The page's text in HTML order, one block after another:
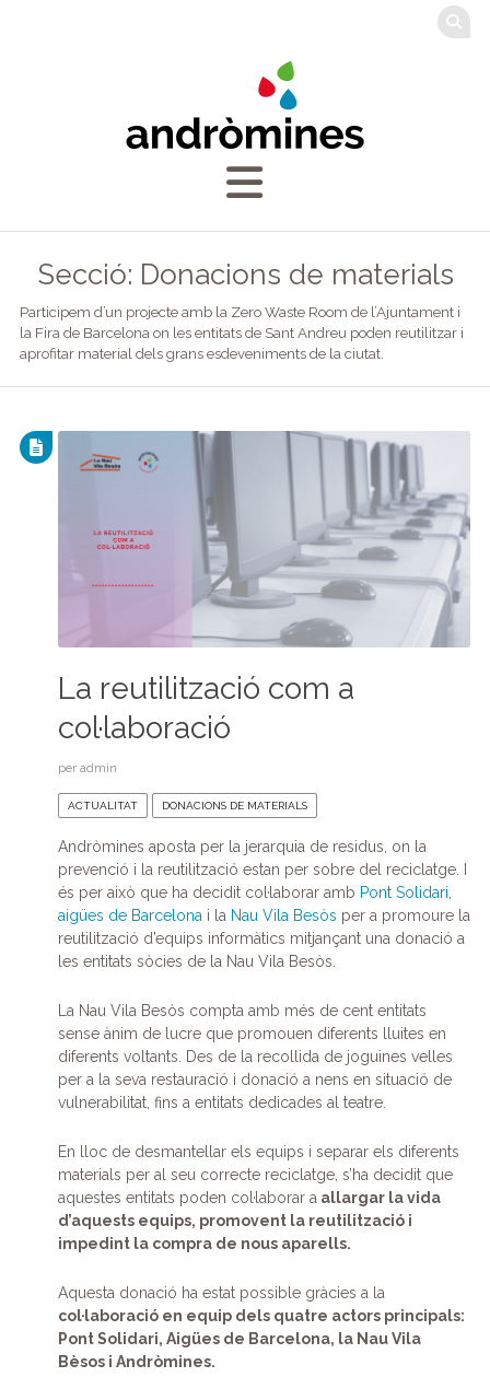
Secció: Donacions de materials
Participem d’un projecte amb la Zero Waste Room de l’Ajuntament i
la Fira de Barcelona on les entitats de Sant Andreu poden reutilitzar i
aprofitar material dels grans esdeveniments de la ciutat.
La reutilització com a
col·laboració
per admin
ACTUALITAT DONACIONS DE MATERIALS
Andròmines aposta per la jerarquia de residus, on la
prevenció i la reutilització estan per sobre del reciclatge. I
és per això que ha decidit col·laborar amb Pont Solidari,
aigües de Barcelonai la Nau Vila Besòs per a promoure la
reutilització d’equips informàtics mitjançant una donació a
les entitats sòcies de la Nau Vila Besòs.
La Nau Vila Besòs compta amb més de cent entitats
sense ànim de lucre que promouen diferents lluites en
diferents voltants. Des de la recollida de joguines velles
per a la seva restauració i donació a nens en situació de
vulnerabilitat, fins a entitats dedicades al teatre.
En lloc de desmantellar els equips i separar els diferents
materials per al seu correcte reciclatge, s’ha decidit que
aquestes entitats poden col·laborar aallargar la vida
d’aquests equips, promovent la reutilització i
impedint la compra de nous aparells.
Aquesta donació ha estat possible gràcies a la
col·laboració en equip dels quatre actors principals:
Pont Solidari, Aigües de Barcelona, ​​la Nau Vila
Bèsos i Andròmines.